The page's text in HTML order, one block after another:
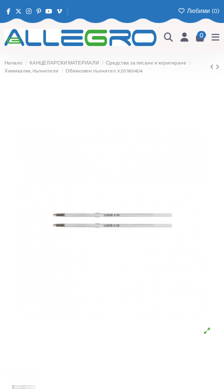
Любими (0)
0
Начало КАНЦЕЛАРСКИ МАТЕРИАЛИ
Средства за писане и коригиране
Химикалки, пълнители
Обикновен пълнител X20 160404